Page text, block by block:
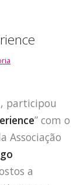
participou
” com o
Associação
a